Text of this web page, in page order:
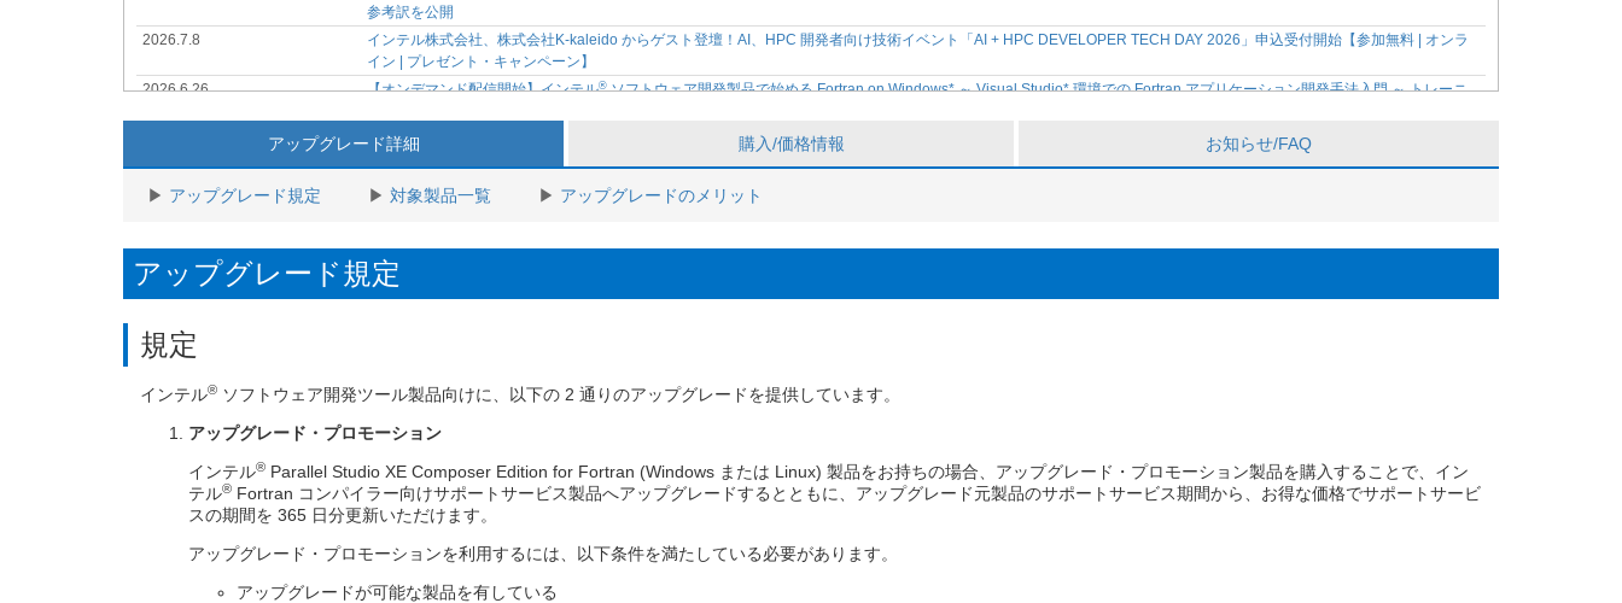
参考訳を公開
2026.7.8
インテル株式会社、株式会社K-kaleido からゲスト登壇！AI、HPC 開発者向け技術イベント「AI + HPC DEVELOPER TECH DAY 2026」申込受付開始【参加無料 | オンラ
イン | プレゼント・キャンペーン】
2026.6.26
【オンデマンド配信開始】インテル®ソフトウェア開発製品で始める Fortran on Windows* ～ Visual Studio* 環境での Fortran アプリケーション開発手法入門 ～ トレーニ
7/10 (金) インテル ソフトウェア開発ツール 2026 リリース記念セミナー開催決定 ～ インテル
ソフトウェア開発ツールのバージョン 2026 に関する主な変更点を紹介 ～
2026.5.14
データセンターやクライアント向け CPU と GPU のパフォーマンスを加速！インテル ソフトウェア開発ツールの最新バージョン 2026 に対応する有償サポート製品を提
供開始
2026.4.17
【オンデマンド配信開始】インテル
始
2026.1.28
2026.1.17
【オンデマンド配信開始】インテル ®oneAPI ベース & HPC ツールキット 最新情報のご紹介セミナーのトレーニング資料、動画を購入者限定サイトで公開開始
2026.1.10
Supercomputing Japan 2026 / 2026.2.2 (月) ～ 2.3 (火) / タワーホール船堀 / 無料 / 主催・共催: 一般社団法人スーパーコンピューティング・ジャパン
SCA/HPCAsia 2026 / 2026.1.26 (月) ～ 1.29 (木) / 大阪府立国際会議場 / 有料 / 主催・共催: SupercomputingAsia 2026
2025.12.25
【オンデマンド配信開始】icx/icpx、ifx 向けインテル コンパイラー最適化オプションのご紹介セミナーのトレーニング資料、動画を購入者限定サイトで公開開始
アップグレード詳細 購入/価格情報 お知らせ/FAQ
アップグレード規定 対象製品一覧 アップグレードのメリット
アップグレード規定
規定
インテル® ソフトウェア開発ツール製品向けに、以下の 2 通りのアップグレードを提供しています。
アップグレード・プロモーション
インテル® Parallel Studio XE Composer Edition for Fortran (Windows または Linux) 製品をお持ちの場合、アップグレード・プロモーション製品を購入することで、イン
テル® Fortran コンパイラー向けサポートサービス製品へアップグレードするとともに、アップグレード元製品のサポートサービス期間から、お得な価格でサポートサービ
スの期間を 365 日分更新いただけます。
アップグレード・プロモーションを利用するには、以下条件を満たしている必要があります。
アップグレードが可能な製品を有している